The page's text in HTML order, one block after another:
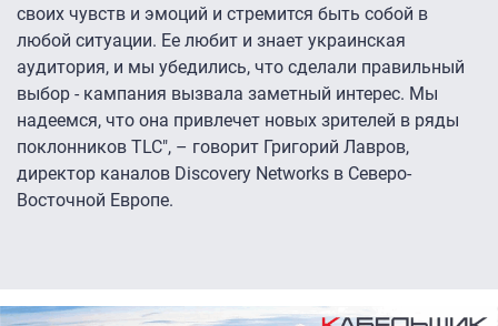
своих чувств и эмоций и стремится быть собой в
любой ситуации. Ее любит и знает украинская
аудитория, и мы убедились, что сделали правильный
выбор - кампания вызвала заметный интерес. Мы
надеемся, что она привлечет новых зрителей в ряды
поклонников TLC", – говорит Григорий Лавров,
директор каналов Discovery Networks в Северо-
Восточной Европе.